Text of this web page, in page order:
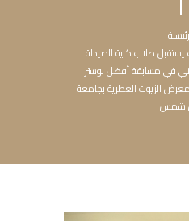
طلاب كلية الصيدلة
في مسابقة أفضل بوستر
الزيوت العطرية بجامعة
شمس